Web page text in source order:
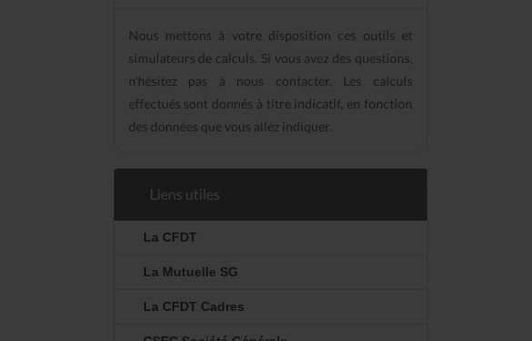
Nous mettons à votre disposition ces outils et
simulateurs de calculs. Si vous avez des questions,
n'hésitez pas à nous contacter. Les calculs
effectués sont donnés à titre indicatif, en fonction
des données que vous allez indiquer.
Liens utiles
La CFDT
La Mutuelle SG
La CFDT Cadres